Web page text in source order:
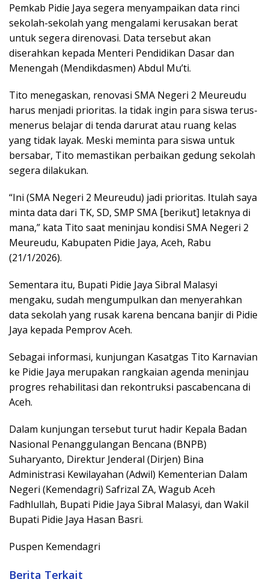
Pemkab Pidie Jaya segera menyampaikan data rinci
sekolah-sekolah yang mengalami kerusakan berat
untuk segera direnovasi. Data tersebut akan
diserahkan kepada Menteri Pendidikan Dasar dan
Menengah (Mendikdasmen) Abdul Mu’ti.
Tito menegaskan, renovasi SMA Negeri 2 Meureudu
harus menjadi prioritas. Ia tidak ingin para siswa terus-
menerus belajar di tenda darurat atau ruang kelas
yang tidak layak. Meski meminta para siswa untuk
bersabar, Tito memastikan perbaikan gedung sekolah
segera dilakukan.
“Ini (SMA Negeri 2 Meureudu) jadi prioritas. Itulah saya
minta data dari TK, SD, SMP SMA [berikut] letaknya di
mana,” kata Tito saat meninjau kondisi SMA Negeri 2
Meureudu, Kabupaten Pidie Jaya, Aceh, Rabu
(21/1/2026).
Sementara itu, Bupati Pidie Jaya Sibral Malasyi
mengaku, sudah mengumpulkan dan menyerahkan
data sekolah yang rusak karena bencana banjir di Pidie
Jaya kepada Pemprov Aceh.
Sebagai informasi, kunjungan Kasatgas Tito Karnavian
ke Pidie Jaya merupakan rangkaian agenda meninjau
progres rehabilitasi dan rekontruksi pascabencana di
Aceh.
Dalam kunjungan tersebut turut hadir Kepala Badan
Nasional Penanggulangan Bencana (BNPB)
Suharyanto, Direktur Jenderal (Dirjen) Bina
Administrasi Kewilayahan (Adwil) Kementerian Dalam
Negeri (Kemendagri) Safrizal ZA, Wagub Aceh
Fadhlullah, Bupati Pidie Jaya Sibral Malasyi, dan Wakil
Bupati Pidie Jaya Hasan Basri.
Puspen Kemendagri
Berita Terkait